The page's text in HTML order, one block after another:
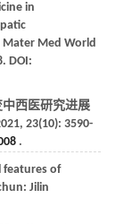
in
Med World
DOI:
西医研究进展
, 23(10): 3590-
.
features of
Jilin